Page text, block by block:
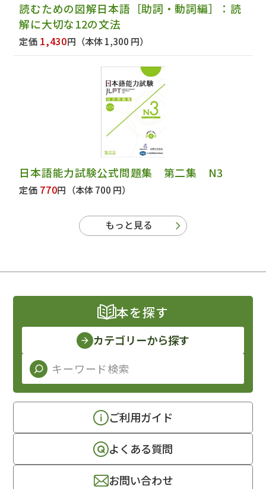
読むための図解日本語［助詞・動詞編］：読
解に大切な12の文法
定価 1,430円 （本体 1,300 円）
日本語能力試験公式問題集 第二集 N3
定価 770円 （本体 700 円）
もっと見る
本を探す
カテゴリーから探す
ご利用ガイド
よくある質問
お問い合わせ